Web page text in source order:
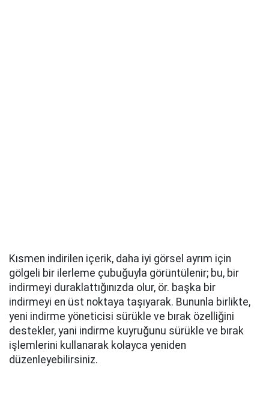
Kısmen indirilen içerik, daha iyi görsel ayrım için
gölgeli bir ilerleme çubuğuyla görüntülenir; bu, bir
indirmeyi duraklattığınızda olur, ör. başka bir
indirmeyi en üst noktaya taşıyarak. Bununla birlikte,
yeni indirme yöneticisi sürükle ve bırak özelliğini
destekler, yani indirme kuyruğunu sürükle ve bırak
işlemlerini kullanarak kolayca yeniden
düzenleyebilirsiniz.